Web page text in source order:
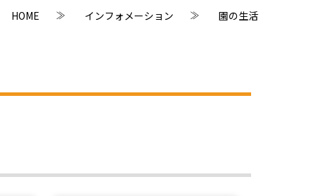
HOME インフォメーション 園の生活